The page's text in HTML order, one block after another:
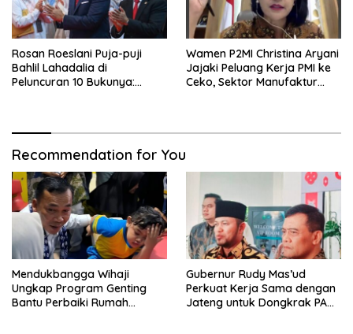
Rosan Roeslani Puja-puji
Bahlil Lahadalia di
Peluncuran 10 Bukunya:
Wamen P2MI Christina Aryani
Jajaki Peluang Kerja PMI ke
Ceko, Sektor Manufaktur
Recommendation for You
Mendukbangga Wihaji
Ungkap Program Genting
Bantu Perbaiki Rumah
Gubernur Rudy Mas’ud
Perkuat Kerja Sama dengan
Jateng untuk Dongkrak PAD